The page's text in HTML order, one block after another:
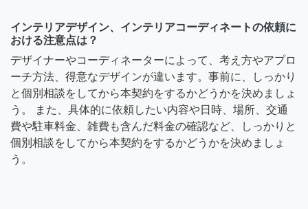
インテリアデザイン、インテリアコーディネートの依頼に
おける注意点は？
デザイナーやコーディネーターによって、考え方やアプロ
ーチ方法、得意なデザインが違います。事前に、しっかり
と個別相談をしてから本契約をするかどうかを決めましょ
う。 また、具体的に依頼したい内容や日時、場所、交通
費や駐車料金、雑費も含んだ料金の確認など、しっかりと
個別相談をしてから本契約をするかどうかを決めましょ
う。